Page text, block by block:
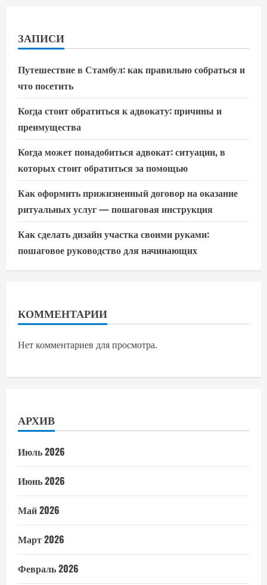
ЗАПИСИ
Путешествие в Стамбул: как правильно собраться и
что посетить
Когда стоит обратиться к адвокату: причины и
преимущества
Когда может понадобиться адвокат: ситуации, в
которых стоит обратиться за помощью
Как оформить прижизненный договор на оказание
ритуальных услуг — пошаговая инструкция
Как сделать дизайн участка своими руками:
пошаговое руководство для начинающих
КОММЕНТАРИИ
Нет комментариев для просмотра.
АРХИВ
Июль 2026
Июнь 2026
Май 2026
Март 2026
Февраль 2026